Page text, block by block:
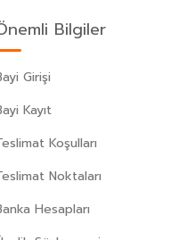
Bilgiler
Girişi
Kayıt
Koşulları
Noktaları
Hesapları